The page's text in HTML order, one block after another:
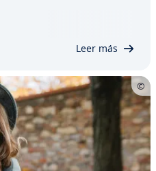
eficiente gestión de
Leer más